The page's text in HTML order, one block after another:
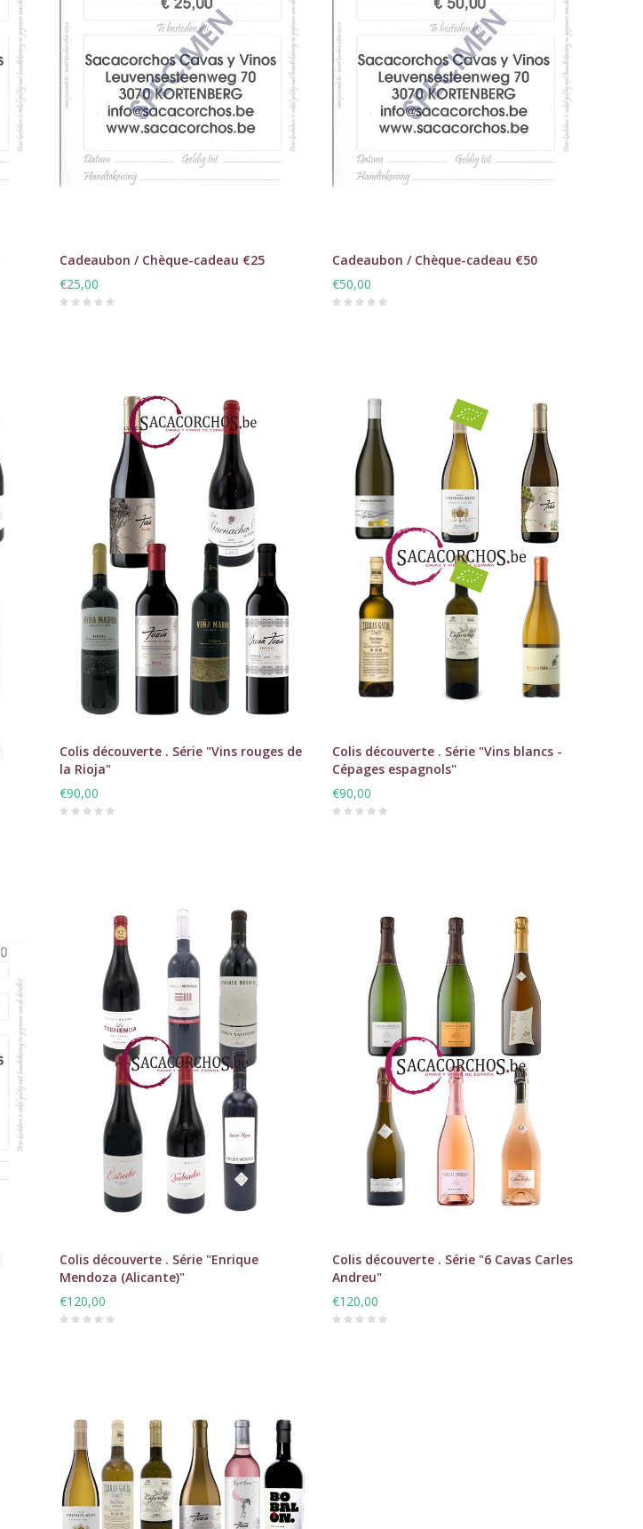
Cadeaubon / Chèque-cadeau €25
€25,00
Cadeaubon / Chèque-cadeau €50
€50,00
Colis découverte . Série "Vins rouges de
la Rioja"
€90,00
Colis découverte . Série "Vins blancs -
Cépages espagnols"
€90,00
Colis découverte . Série "Enrique
Mendoza (Alicante)"
€120,00
Colis découverte . Série "6 Cavas Carles
Andreu"
€120,00